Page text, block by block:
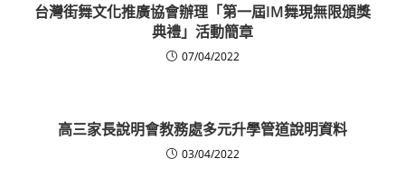
台灣街舞文化推廣協會辦理「第一屆IM舞現無限頒獎
典禮」活動簡章
07/04/2022
高三家長說明會教務處多元升學管道說明資料
03/04/2022